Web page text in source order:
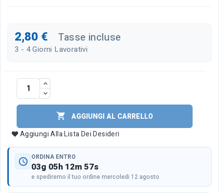
2,80 € Tasse incluse
3 - 4 Giorni Lavorativi

AGGIUNGI AL CARRELLO
Aggiungi Alla Lista Dei Desideri
schedule ORDINA ENTRO
03g 05h 12m 57s
e spediremo il tuo ordine mercoledi 12 agosto